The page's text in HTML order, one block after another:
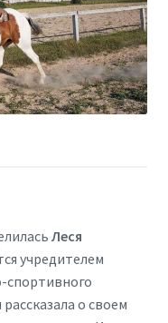
Леся
учредителем
спортивного
о своем